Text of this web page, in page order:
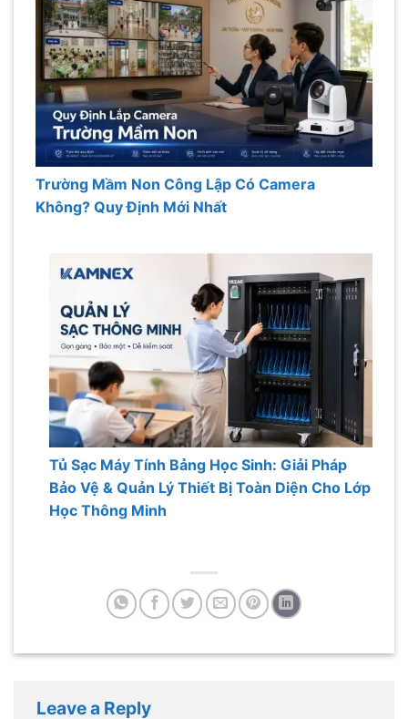
Trường Mầm Non Công Lập Có Camera
Không? Quy Định Mới Nhất
Tủ Sạc Máy Tính Bảng Học Sinh: Giải Pháp
Bảo Vệ & Quản Lý Thiết Bị Toàn Diện Cho Lớp
Học Thông Minh
Leave a Reply